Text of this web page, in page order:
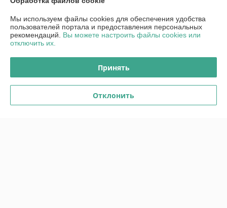
Отзывы о магазине
Отлично
Мы используем файлы cookies для обеспечения удобства
пользователей портала и предоставления персональных
рекомендаций. Вы можете настроить файлы cookies или
отключить их.
Принять
Отклонить